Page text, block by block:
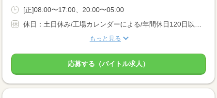
[正]08:00〜17:00、20:00〜05:00
休日：土日休み/工場カレンダーによる/年間休日120日以上 休暇：GW休暇・夏季休暇・年末年始休暇
もっと見る
応募する（バイトル求人）